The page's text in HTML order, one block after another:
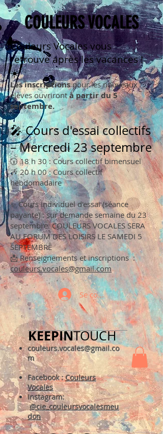
COULEURS VOCALES
Couleurs Vocales vous
retrouve après les vacances !
☀️
Les inscriptionspour les nouveaux
élèves ouvrirontà partir du 5
septembre.
🎤 Cours d'essai collectifs
– Mercredi 23 septembre
🕡 18 h 30 : Cours collectif bimensuel
🎶 20 h 00 : Cours collectif
hebdomadaire
✨ Cours individuel d'essai (séance
payante) : sur demande semaine du 23
septembre. COULEURS VOCALES SERA
AU FORUM DES LOISIRS LE SAMEDI 5
SEPTEMBRE
📩 Renseignements et inscriptions :
couleurs.vocales@gmail.com
Se connecter
KEEPINTOUCH​
couleurs.vocales@gmail.co
m
Facebook :Couleurs
Vocales
Instagram:
@cie_couleursvocalesmeu
don